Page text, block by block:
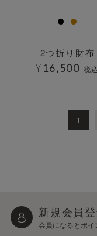
2つ折り財布
¥ 16,500 税込
1
新規会員
会員になるとポイ